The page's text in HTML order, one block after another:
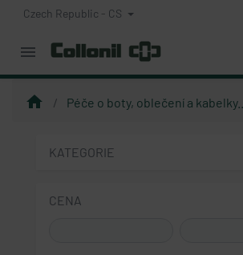
Czech Republic - CS
menu
home Péče o boty, oblečení a kabelky...
KATEGORIE
CENA